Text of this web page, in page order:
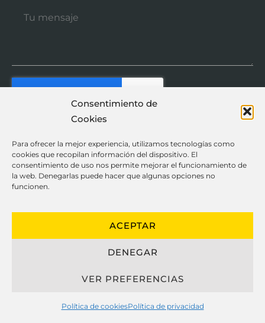
Consentimiento de
Cookies
Para ofrecer la mejor experiencia, utilizamos tecnologías como
cookies que recopilan información del dispositivo. El
consentimiento de uso nos permite mejorar el funcionamiento de
la web. Denegarlas puede hacer que algunas opciones no
funcionen.
ACEPTAR
DENEGAR
VER PREFERENCIAS
Política de cookiesPolítica de privacidad
ENVIAR
Ayuda Información
Política de Privacidad
Formas de pago